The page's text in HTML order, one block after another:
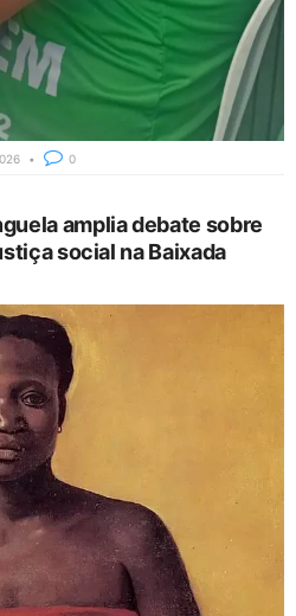
0
amplia debate sobre
social na Baixada